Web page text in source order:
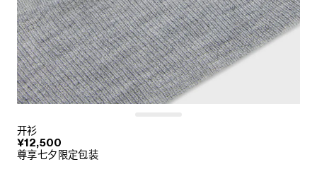
开衫
¥12,500
尊享七夕限定包装